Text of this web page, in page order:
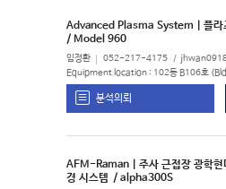
Advanced Plasma System | 플라
/ Model 960
임정환 052-217-4175
Equipment location : 102동 B106호
분석의뢰
AFM-Raman | 주사 근접장 광학현
경 시스템 / alpha300S